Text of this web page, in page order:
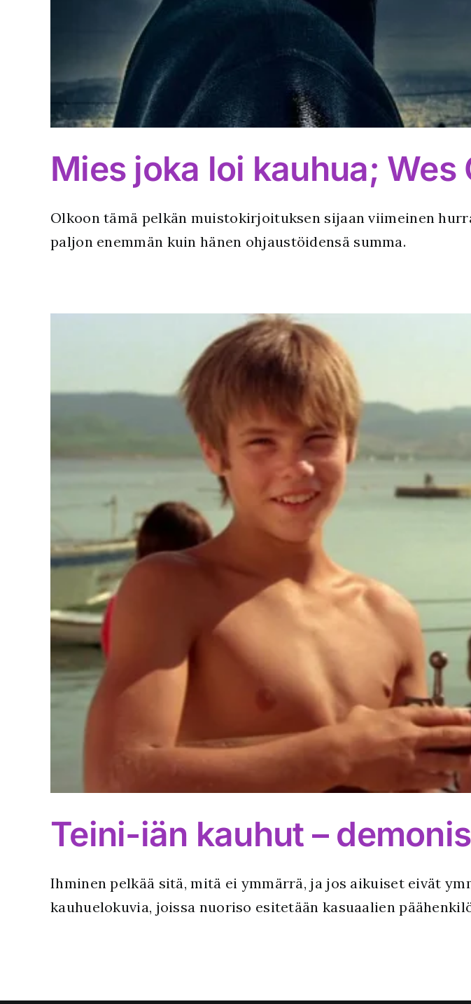
Mies joka loi kauhua; Wes
Olkoon tämä pelkän muistokirjoituksen sijaan viimeinen
paljon enemmän kuin hänen ohjaustöidensä summa.
Teini-iän kauhut –
Ihminen pelkää sitä, mitä ei ymmärrä, ja jos aikuiset eivät
kauhuelokuvia, joissa nuoriso esitetään kasuaalien